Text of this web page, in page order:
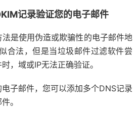
记录验证您的电子邮件
是使用伪造或欺骗性的电子邮件地
合法，但是当垃圾邮件过滤软件尝
，域或IP无法正确验证。
子邮件，您可以添加多个DNS记录
。